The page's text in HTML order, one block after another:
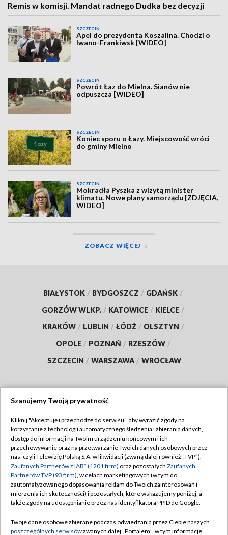
Remis w komisji. Mandat radnego Dudka bez decyzji
SZCZECIN
Apel do prezydenta Koszalina. Chodzi o
Iwano-Frankiwsk [WIDEO]
SZCZECIN
Powrót Łaz do Mielna. Sianów nie
odpuszcza [WIDEO]
SZCZECIN
Koniec sporu o Łazy. Miejscowość wróci
do gminy Mielno
SZCZECIN
Mokradła Pyszka z wizytą minister
klimatu. Nowe plany samorządu [ZDJĘCIA,
WIDEO]
ZOBACZ WIĘCEJ
BIAŁYSTOK / BYDGOSZCZ / GDAŃSK /
GORZÓW WLKP. / KATOWICE / KIELCE /
KRAKÓW / LUBLIN / ŁÓDŹ / OLSZTYN /
OPOLE / POZNAŃ / RZESZÓW /
SZCZECIN / WARSZAWA / WROCŁAW
TVP
Abonament TVP
Emisja w TVP
Centrum informacji TVP
Naziemna Telewizja Cyfrowa
Rada Programowa
Regulamin TVP
Polityka prywatności
Moje zgody
Pomoc
Kontakt
Szanujemy Twoją prywatność
Kliknij "Akceptuję i przechodzę do serwisu", aby wyrazić zgody na
korzystanie z technologii automatycznego śledzenia i zbierania danych,
dostęp do informacji na Twoim urządzeniu końcowym i ich
przechowywanie oraz na przetwarzanie Twoich danych osobowych przez
nas, czyli Telewizję Polską S.A. w likwidacji (zwaną dalej również „TVP”),
Zaufanych Partnerów z IAB* (1201 firm) oraz pozostałych Zaufanych
Partnerów TVP (93 firm), w celach marketingowych (w tym do
zautomatyzowanego dopasowania reklam do Twoich zainteresowań i
mierzenia ich skuteczności) i pozostałych, które wskazujemy poniżej, a
także zgody na udostępnianie przez nas identyfikatora PPID do Google.
Twoje dane osobowe zbierane podczas odwiedzania przez Ciebie naszych
poszczególnych serwisówzwanych dalej „Portalem”, w tym informacje